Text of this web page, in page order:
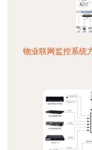
物业联网监控系统